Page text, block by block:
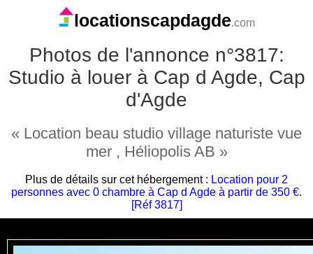
locationscapdagde.com
Photos de l'annonce n°3817:
Studio à louer à Cap d Agde, Cap
d'Agde
« Location beau studio village naturiste vue
mer , Héliopolis AB »
Plus de détails sur cet hébergement : Location pour 2
personnes avec 0 chambre à Cap d Agde à partir de 350 €.
[Réf 3817]